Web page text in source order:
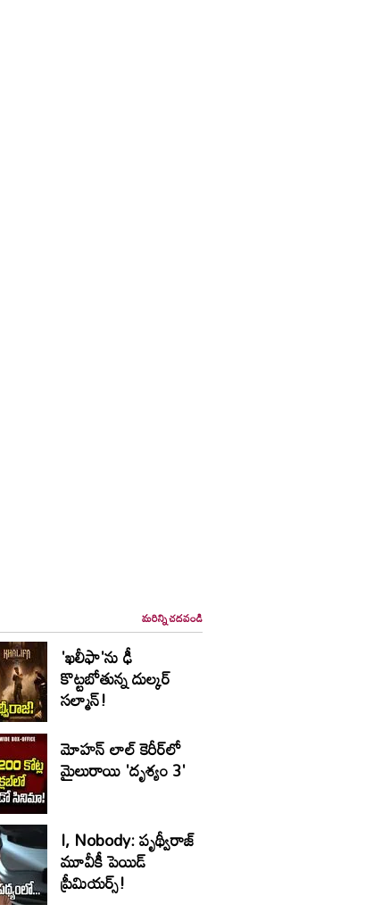
మరిన్ని చదవండి
'ఖలీఫా'ను ఢీ
కొట్టబోతున్న దుల్కర్
సల్మాన్!
మోహన్‌ లాల్‌ కెరీర్‌లో
మైలురాయి 'దృశ్యం 3'
I, Nobody: పృథ్వీరాజ్
మూవీకీ పెయిడ్
ప్రీమియర్స్!